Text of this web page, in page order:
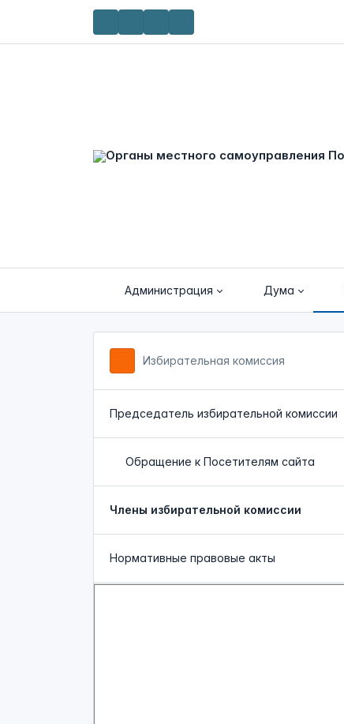
Администрация Дума
Избирательная комиссия
Председатель избирательной комиссии
Обращение к Посетителям сайта
Члены избирательной комиссии
Нормативные правовые акты